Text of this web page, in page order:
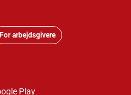
For arbejdsgivere